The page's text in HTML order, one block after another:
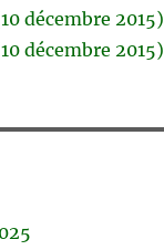
décembre 2015)
décembre 2015)